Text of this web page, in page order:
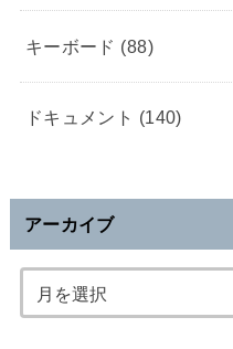
キーボード (88)
ドキュメント (140)
アーカイブ